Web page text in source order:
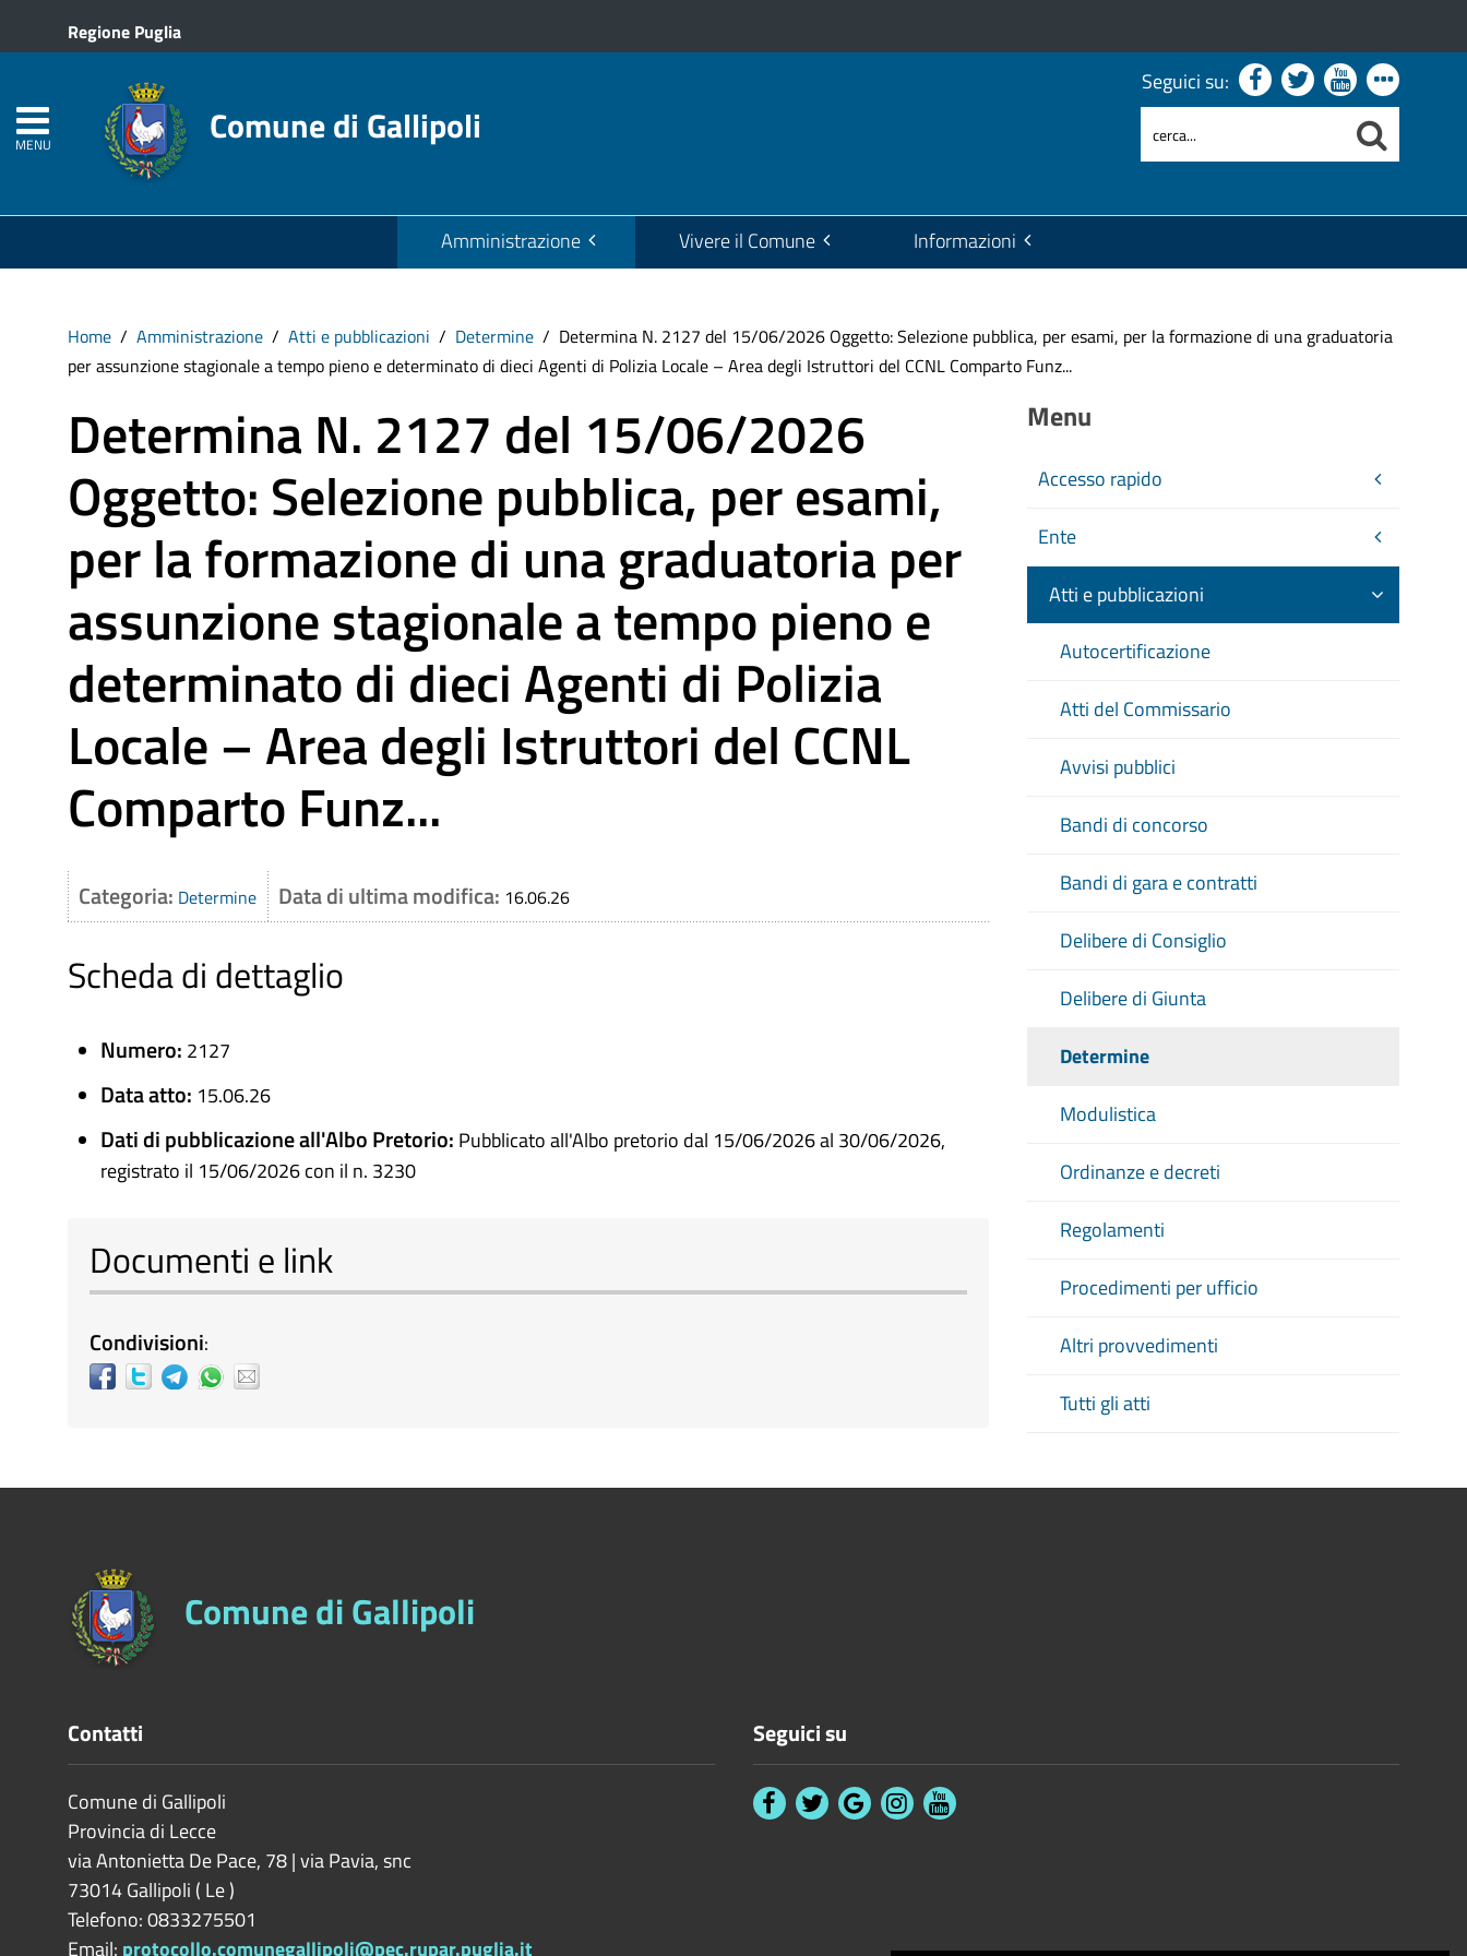
Regione Puglia
MENU Comune di Gallipoli
Seguici su:
Amministrazione Vivere il Comune Informazioni
Home Amministrazione Atti e pubblicazioni Determine
Determina N. 2127 del 15/06/2026 Oggetto: Selezione pubblica, per esami, per la formazione di una graduatoria
per assunzione stagionale a tempo pieno e determinato di dieci Agenti di Polizia Locale – Area degli Istruttori del CCNL Comparto Funz...
Determina N. 2127 del 15/06/2026
Oggetto: Selezione pubblica, per esami,
per la formazione di una graduatoria per
assunzione stagionale a tempo pieno e
determinato di dieci Agenti di Polizia
Locale – Area degli Istruttori del CCNL
Comparto Funz...
Categoria: Determine Data di ultima modifica: 16.06.26
Scheda di dettaglio
Numero: 2127
Data atto: 15.06.26
Dati di pubblicazione all'Albo Pretorio: Pubblicato all'Albo pretorio dal 15/06/2026 al 30/06/2026,
registrato il 15/06/2026 con il n. 3230
Documenti e link
Condivisioni:
Menu
Accesso rapido
Ente
Atti e pubblicazioni
Autocertificazione
Atti del Commissario
Avvisi pubblici
Bandi di concorso
Bandi di gara e contratti
Delibere di Consiglio
Delibere di Giunta
Determine
Modulistica
Ordinanze e decreti
Regolamenti
Procedimenti per ufficio
Altri provvedimenti
Tutti gli atti
Comune di Gallipoli
Contatti
Comune di Gallipoli
Provincia di Lecce
via Antonietta De Pace, 78 | via Pavia, snc
73014Gallipoli ( Le)
Telefono: 0833275501
Email: protocollo.comunegallipoli@pec.rupar.puglia.it
Seguici su